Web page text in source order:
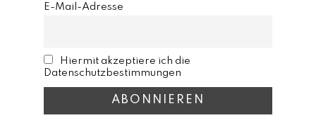
E-Mail-Adresse
Hiermit akzeptiere ich die
Datenschutzbestimmungen